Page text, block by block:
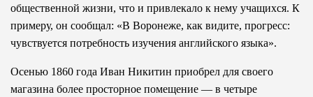
общественной жизни, что и привлекало к нему учащихся. К
примеру, он сообщал: «В Воронеже, как видите, прогресс:
чувствуется потребность изучения английского языка».
Осенью 1860 года Иван Никитин приобрел для своего
магазина более просторное помещение — в четыре